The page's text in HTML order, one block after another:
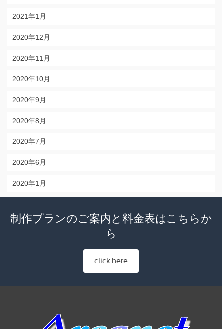
2021年1月
2020年12月
2020年11月
2020年10月
2020年9月
2020年8月
2020年7月
2020年6月
2020年1月
制作プランのご案内と料金表はこちらか
ら
click here